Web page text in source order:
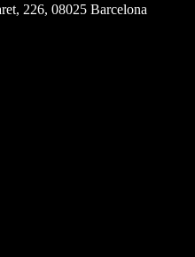
226, 08025 Barcelona